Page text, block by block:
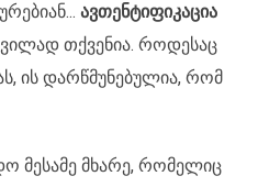
ავთენტიფიკაცია
თქვენია. როდესაც
ის დარწმუნებულია, რომ
მესამე მხარე, რომელიც